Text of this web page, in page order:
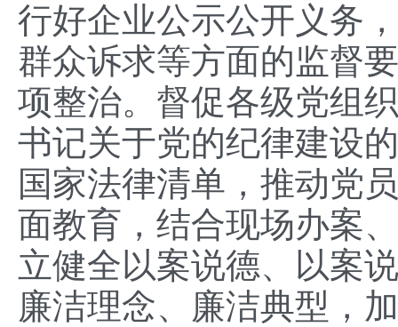
行好企业公示公开义务
群众诉求等方面的监督
项整治。督促各级党组
书记关于党的纪律建设
国家法律清单，推动党
面教育，结合现场办案
立健全以案说德、以案
廉洁理念、廉洁典型，